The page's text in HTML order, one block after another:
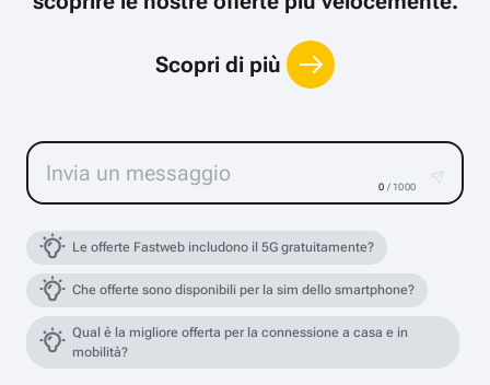
Scopri di più
0 / 1000
Le offerte Fastweb includono il 5G gratuitamente?
Che offerte sono disponibili per la sim dello smartphone?
Qual è la migliore offerta per la connessione a casa e in
mobilità?